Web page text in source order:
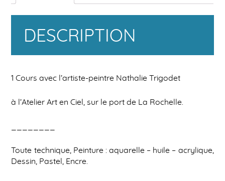
DESCRIPTION
1 Cours avec l’artiste-peintre Nathalie Trigodet
à l’Atelier Art en Ciel, sur le port de La Rochelle.
Toute technique, Peinture : aquarelle – huile – acrylique,
Dessin, Pastel, Encre.